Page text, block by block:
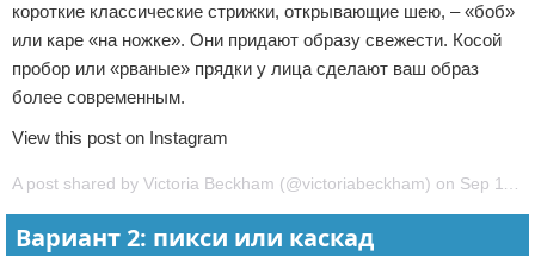
короткие классические стрижки, открывающие шею, – «боб»
или каре «на ножке». Они придают образу свежести. Косой
пробор или «рваные» прядки у лица сделают ваш образ
более современным.
View this post on Instagram
Вариант 2: пикси или каскад